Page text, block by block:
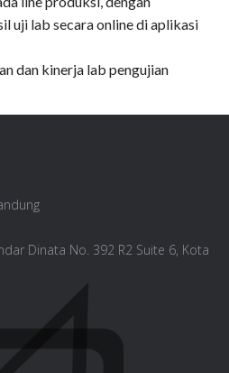
uji lab secara online di aplikasi
dan kinerja lab pengujian
Dinata No. 392 R2 Suite 6, Kota